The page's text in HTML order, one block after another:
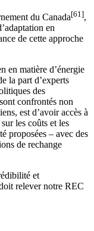
du Canada[61],
en
de cette approche
en matière d’énergie
la part d’experts
des
confrontés non
est d’avoir accès à
les coûts et les
proposées – avec des
de rechange
et
relever notre REC